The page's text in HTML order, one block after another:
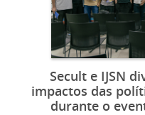
Secult e IJSN
impactos das
durante o